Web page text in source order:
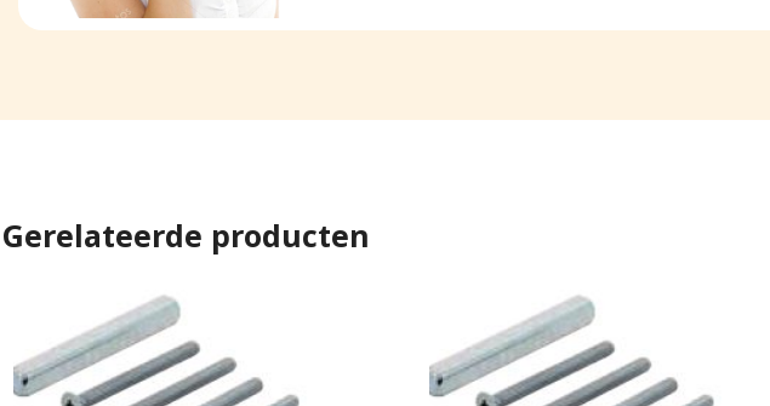
Gerelateerde producten